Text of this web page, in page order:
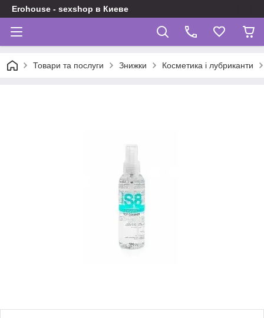
Erohouse - sexshop в Киеве
Товари та послуги Знижки Косметика і лубриканти